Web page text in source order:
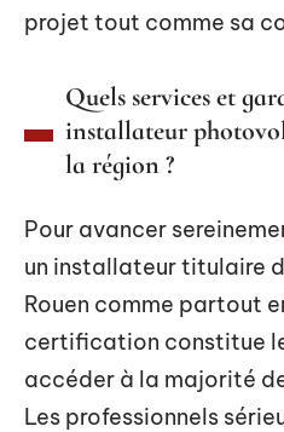
projet tout comme sa
Quels services et
installateur
la région ?
Pour avancer
un installateur titulaire
Rouen comme partout
certification constitue
accéder à la majorité
Les professionnels